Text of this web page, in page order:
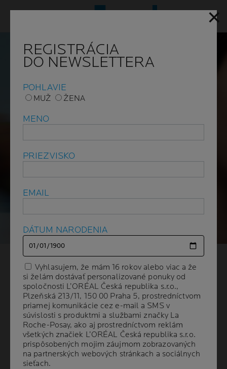
Ako sa zbaviť akné a pupienkov?
AKO SA ZBAVIŤ
AKNÉ A PUPIENKOV?
4 min. čítania| 10 marca 2026
Akné a nedokonalosti pletipostihujú ľudí všetkých
vekových kategórií. Aby bola starostlivosť o akné – na
tvári aj na tele – účinná, je dôležité pochopiť, prečo
✕
REGISTRÁCIA
DO NEWSLETTERA
POHLAVIE
MUŽ ŽENA
MENO
PRIEZVISKO
EMAIL
DÁTUM NARODENIA
Vyhlasujem, že mám 16 rokov alebo viac a že
si želám dostávať personalizované ponuky od
spoločnosti L’ORÉAL Česká republika s.r.o.,
Plzeňská 213/11, 150 00 Praha 5, prostredníctvom
priamej komunikácie cez e-mail a SMS v
súvislosti s produktmi a službami značky La
Roche-Posay, ako aj prostredníctvom reklám
všetkých značiek L’ORÉAL Česká republika s.r.o.
prispôsobených mojim záujmom zobrazovaných
na partnerských webových stránkach a sociálnych
sieťach.
✕
REGISTRÁCIA
DO NEWSLETTERA
POHLAVIE
MUŽ ŽENA
MENO
PRIEZVISKO
EMAIL
DÁTUM NARODENIA
Vyhlasujem, že mám 16 rokov alebo viac a že
si želám dostávať personalizované ponuky od
spoločnosti L’ORÉAL Česká republika s.r.o.,
Plzeňská 213/11, 150 00 Praha 5, prostredníctvom
priamej komunikácie cez e-mail a SMS v
súvislosti s produktmi a službami značky La
Roche-Posay, ako aj prostredníctvom reklám
všetkých značiek L’ORÉAL Česká republika s.r.o.
prispôsobených mojim záujmom zobrazovaných
na partnerských webových stránkach a sociálnych
sieťach.